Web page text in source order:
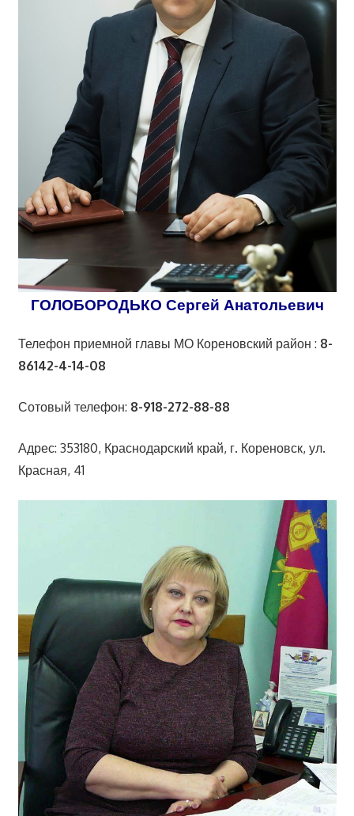
ГОЛОБОРОДЬКО Сергей Анатольевич
Телефон приемной главы МО Кореновский район : 8-
86142-4-14-08
Сотовый телефон: 8-918-272-88-88
Адрес: 353180, Краснодарский край, г. Кореновск, ул.
Красная, 41